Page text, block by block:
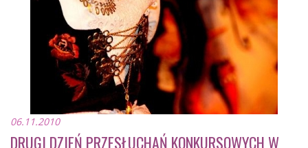
06.11.2010
DRUGI DZIEŃ PRZESŁUCHAŃ KONKURSOWYCH W